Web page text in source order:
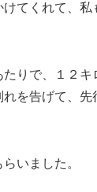
てくれて、私
りで、１２キ
を告げて、先
いました。